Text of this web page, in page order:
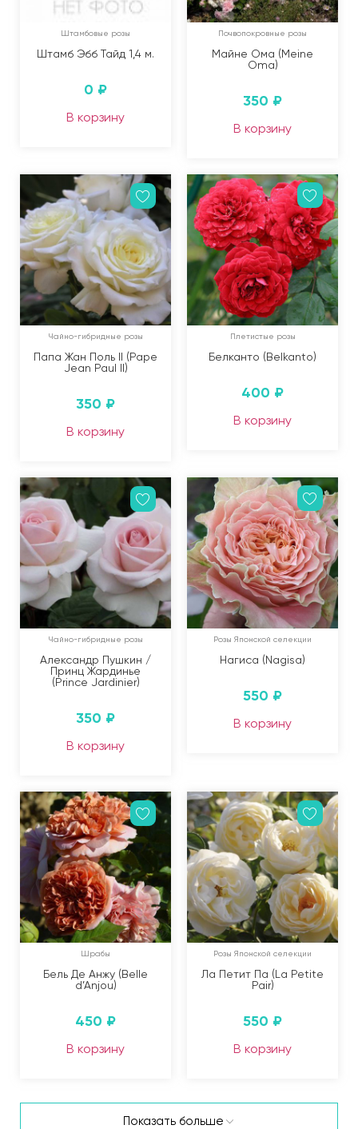
Штамбовые розы
Штамб Эбб Тайд 1,4 м.
0 ₽
В корзину
Почвопокровные розы
Майне Ома (Meine
Oma)
350 ₽
В корзину
Чайно-гибридные розы
Папа Жан Поль II (Pape
Jean Paul II)
350 ₽
В корзину
Плетистые розы
Белканто (Belkanto)
400 ₽
В корзину
Чайно-гибридные розы
Александр Пушкин /
Принц Жардинье
(Prince Jardinier)
350 ₽
В корзину
Розы Японской селекции
Нагиса (Nagisa)
550 ₽
В корзину
Шрабы
Бель Де Анжу (Belle
d’Anjou)
450 ₽
В корзину
Розы Японской селекции
Ла Петит Па (La Petite
Pair)
550 ₽
В корзину
Показать больше